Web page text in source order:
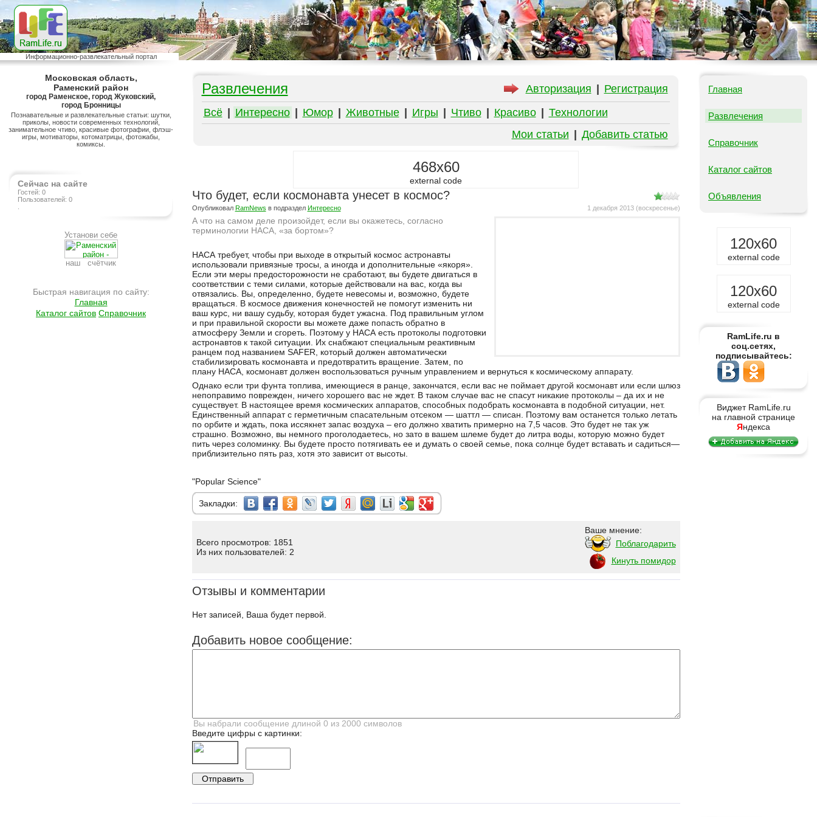
Информационно-развлекательный портал
Московская область,
Раменский район
город Раменское, город Жуковский,
город Бронницы
Познавательные и развлекательные статьи: шутки,
приколы, новости современных технологий,
занимательное чтиво, красивые фотографии, флэш-
игры, мотиваторы, котоматрицы, фотожабы,
комиксы.
Сейчас на сайте
Гостей: 0
Пользователей: 0
Установи себе
наш счётчик
Быстрая навигация по сайту:
Главная
Каталог сайтов Справочник
Авторизация Регистрация
Развлечения
Всё Интересно Юмор Животные Игры Чтиво Красиво
Технологии
Мои статьи
Добавить статью
468x60
external code
Что будет, если космонавта унесет в космос?
1 декабря 2013 (воскресенье)
Опубликовал RamNews в подраздел Интересно
А что на самом деле произойдет, если вы окажетесь, согласно
терминологии НАСА, «за бортом»?
НАСА требует, чтобы при выходе в открытый космос астронавты
использовали привязные тросы, а иногда и дополнительные «якоря».
Если эти меры предосторожности не сработают, вы будете двигаться в
соответствии с теми силами, которые действовали на вас, когда вы
отвязались. Вы, определенно, будете невесомы и, возможно, будете
вращаться. В космосе движения конечностей не помогут изменить ни
ваш курс, ни вашу судьбу, которая будет ужасна. Под правильным углом
и при правильной скорости вы можете даже попасть обратно в
атмосферу Земли и сгореть. Поэтому у НАСА есть протоколы подготовки
астронавтов к такой ситуации. Их снабжают специальным реактивным
ранцем под названием SAFER, который должен автоматически
стабилизировать космонавта и предотвратить вращение. Затем, по
плану НАСА, космонавт должен воспользоваться ручным управлением и вернуться к космическому аппарату.
Однако если три фунта топлива, имеющиеся в ранце, закончатся, если вас не поймает другой космонавт или если шлюз
непоправимо поврежден, ничего хорошего вас не ждет. В таком случае вас не спасут никакие протоколы – да их и не
существует. В настоящее время космических аппаратов, способных подобрать космонавта в подобной ситуации, нет.
Единственный аппарат с герметичным спасательным отсеком — шаттл — списан. Поэтому вам останется только летать
по орбите и ждать, пока иссякнет запас воздуха – его должно хватить примерно на 7,5 часов. Это будет не так уж
страшно. Возможно, вы немного проголодаетесь, но зато в вашем шлеме будет до литра воды, которую можно будет
пить через соломинку. Вы будете просто потягивать ее и думать о своей семье, пока солнце будет вставать и садиться—
приблизительно пять раз, хотя это зависит от высоты.
"Popular Science"
Закладки:
Всего просмотров: 1851
Из них пользователей: 2
Ваше мнение:
Поблагодарить
Кинуть помидор
Отзывы и комментарии
Нет записей, Ваша будет первой.
Добавить новое сообщение:
Введите цифры с картинки:
Главная
Развлечения
Справочник
Каталог сайтов
Объявления
120x60
external code
120x60
external code
RamLife.ru в
соц.сетях,
подписывайтесь:
Виджет RamLife.ru
на главной странице
Яндекса